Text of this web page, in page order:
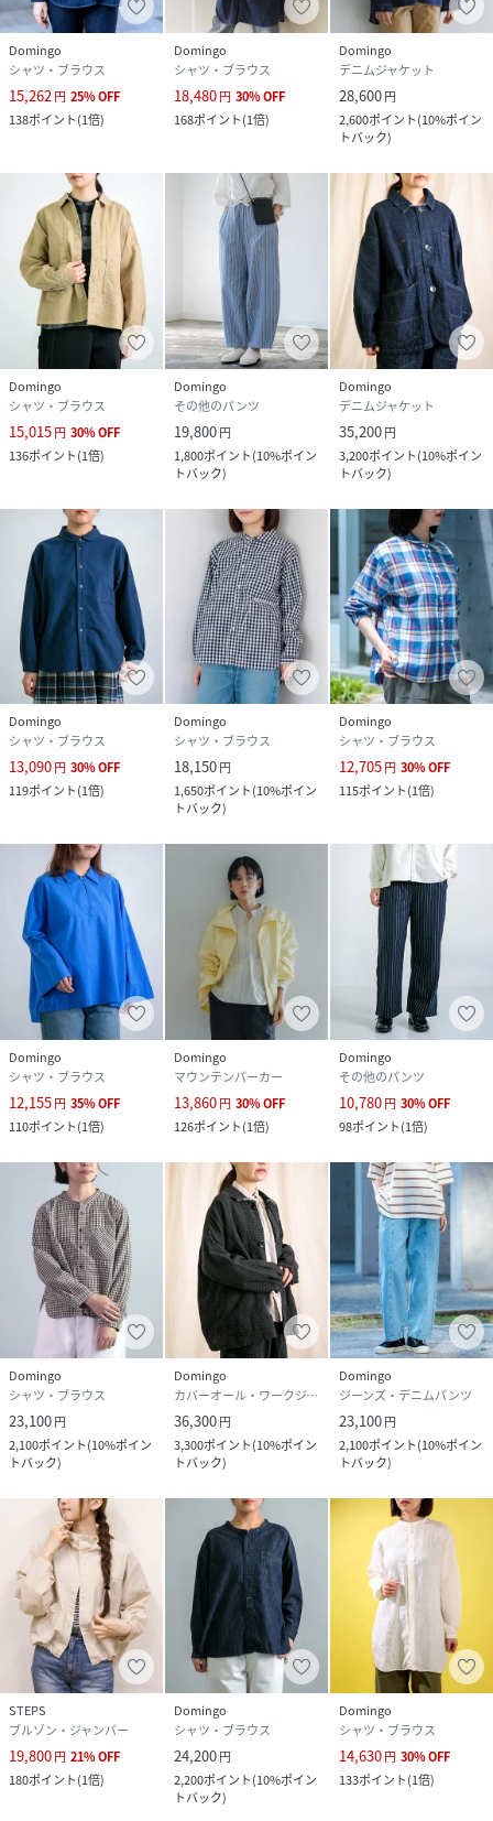
Domingo
シャツ・ブラウス
15,262円 25%OFF
138ポイント(1倍)
Domingo
シャツ・ブラウス
18,480円 30%OFF
168ポイント(1倍)
Domingo
デニムジャケット
28,600円
2,600ポイント(10%ポイン
トバック)
Domingo
シャツ・ブラウス
15,015円 30%OFF
136ポイント(1倍)
Domingo
その他のパンツ
19,800円
1,800ポイント(10%ポイン
トバック)
Domingo
デニムジャケット
35,200円
3,200ポイント(10%ポイン
トバック)
Domingo
シャツ・ブラウス
13,090円 30%OFF
119ポイント(1倍)
Domingo
シャツ・ブラウス
18,150円
1,650ポイント(10%ポイン
トバック)
Domingo
シャツ・ブラウス
12,705円 30%OFF
115ポイント(1倍)
Domingo
シャツ・ブラウス
12,155円 35%OFF
110ポイント(1倍)
Domingo
マウンテンパーカー
13,860円 30%OFF
126ポイント(1倍)
Domingo
その他のパンツ
10,780円 30%OFF
98ポイント(1倍)
Domingo
シャツ・ブラウス
23,100円
2,100ポイント(10%ポイン
トバック)
Domingo
カバーオール・ワークジャケット
36,300円
3,300ポイント(10%ポイン
トバック)
Domingo
ジーンズ・デニムパンツ
23,100円
2,100ポイント(10%ポイン
トバック)
STEPS
ブルゾン・ジャンパー
19,800円 21%OFF
180ポイント(1倍)
Domingo
シャツ・ブラウス
24,200円
2,200ポイント(10%ポイン
トバック)
Domingo
シャツ・ブラウス
14,630円 30%OFF
133ポイント(1倍)